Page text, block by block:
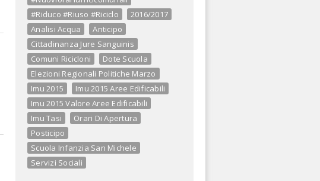
#Riduco #Riuso #Riciclo
2016/2017
Analisi Acqua
Anticipo
Cittadinanza Jure Sanguinis
Comuni Ricicloni
Dote Scuola
Elezioni Regionali Politiche Marzo
Imu 2015
Imu 2015 Aree Edificabili
Imu 2015 Valore Aree Edificabili
Imu Tasi
Orari Di Apertura
Posticipo
Scuola Infanzia San Michele
Servizi Sociali